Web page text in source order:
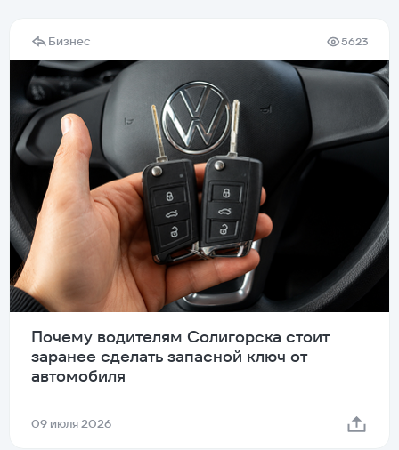
Бизнес 5623
Почему водителям Солигорска стоит
заранее сделать запасной ключ от
автомобиля
09 июля 2026